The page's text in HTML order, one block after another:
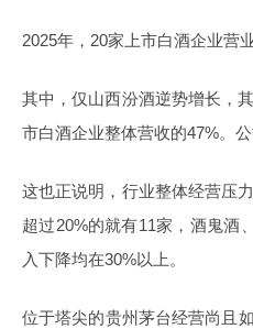
2025年，20家上市白酒企业营
其中，仅山西汾酒逆势增长，
市白酒企业整体营收的47%。
这也正说明，行业整体经营压
超过20%的就有11家，酒鬼酒
入下降均在30%以上。
位于塔尖的贵州茅台经营尚且